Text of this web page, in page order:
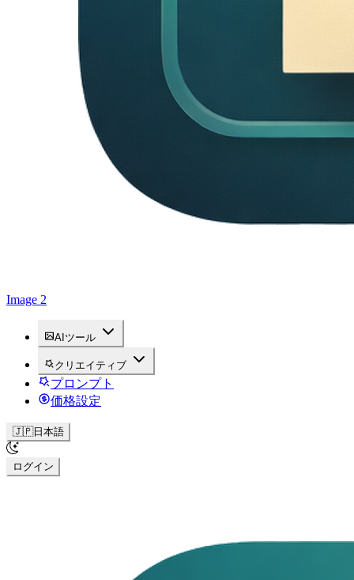
Image 2
AIツール
クリエイティブ
プロンプト
価格設定
🇯🇵日本語
ログイン